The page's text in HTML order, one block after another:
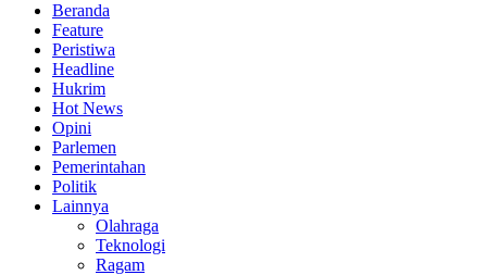
Beranda
Feature
Peristiwa
Headline
Hukrim
Hot News
Opini
Parlemen
Pemerintahan
Politik
Lainnya
Olahraga
Teknologi
Ragam